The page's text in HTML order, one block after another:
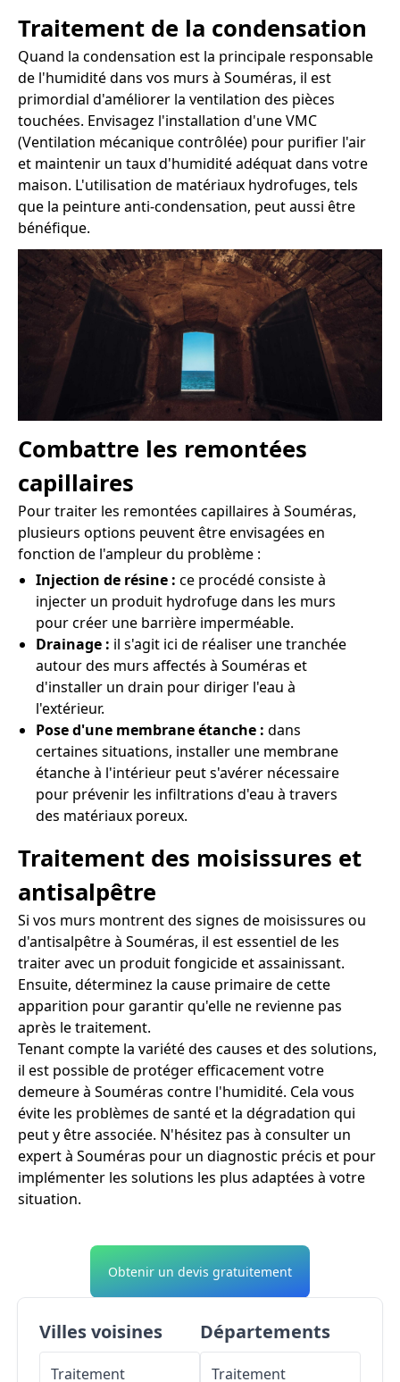
Traitement de la condensation
Quand la condensation est la principale responsable
de l'humidité dans vos murs à Souméras, il est
primordial d'améliorer la ventilation des pièces
touchées. Envisagez l'installation d'une VMC
(Ventilation mécanique contrôlée) pour purifier l'air
et maintenir un taux d'humidité adéquat dans votre
maison. L'utilisation de matériaux hydrofuges, tels
que la peinture anti-condensation, peut aussi être
bénéfique.
Combattre les remontées
capillaires
Pour traiter les remontées capillaires à Souméras,
plusieurs options peuvent être envisagées en
fonction de l'ampleur du problème :
Injection de résine : ce procédé consiste à
injecter un produit hydrofuge dans les murs
pour créer une barrière imperméable.
Drainage : il s'agit ici de réaliser une tranchée
autour des murs affectés à Souméras et
d'installer un drain pour diriger l'eau à
l'extérieur.
Pose d'une membrane étanche : dans
certaines situations, installer une membrane
étanche à l'intérieur peut s'avérer nécessaire
pour prévenir les infiltrations d'eau à travers
des matériaux poreux.
Traitement des moisissures et
antisalpêtre
Si vos murs montrent des signes de moisissures ou
d'antisalpêtre à Souméras, il est essentiel de les
traiter avec un produit fongicide et assainissant.
Ensuite, déterminez la cause primaire de cette
apparition pour garantir qu'elle ne revienne pas
après le traitement.
Tenant compte la variété des causes et des solutions,
il est possible de protéger efficacement votre
demeure à Souméras contre l'humidité. Cela vous
évite les problèmes de santé et la dégradation qui
peut y être associée. N'hésitez pas à consulter un
expert à Souméras pour un diagnostic précis et pour
implémenter les solutions les plus adaptées à votre
situation.
Obtenir un devis gratuitement
Villes voisines
Traitement
Départements
Traitement